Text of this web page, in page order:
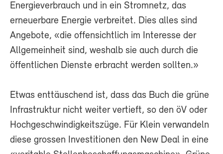
Energieverbrauch und in ein Stromnetz, das
erneuerbare Energie verbreitet. Dies alles sind
Angebote, «die offensichtlich im Interesse der
Allgemeinheit sind, weshalb sie auch durch die
öffentlichen Dienste erbracht werden sollten.»
Etwas enttäuschend ist, dass das Buch die grüne
Infrastruktur nicht weiter vertieft, so den öV oder
Hochgeschwindigkeitszüge. Für Klein verwandeln
diese grossen Investitionen den New Deal in eine